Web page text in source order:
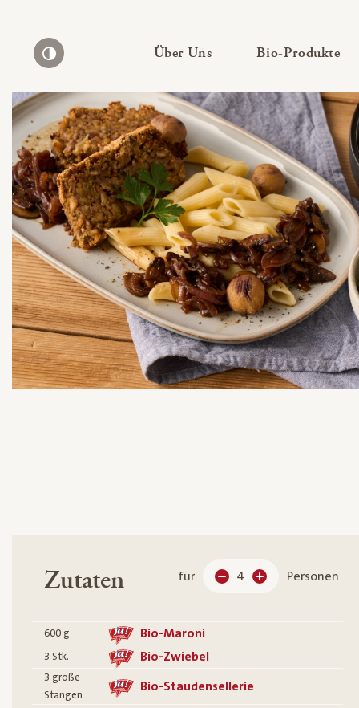
Über Uns— UntermenüBio-Produkte—
Zutaten für 4 Personen
600 g Bio-Maroni
3 Stk. Bio-Zwiebel
3 große
Stangen
Bio-Staudensellerie